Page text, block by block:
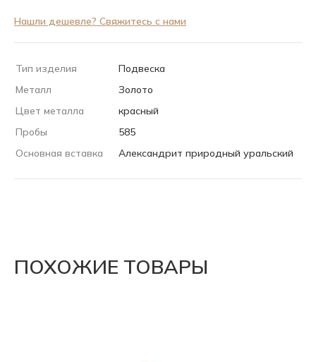
Нашли дешевле? Свяжитесь с нами
Тип изделия
Подвеска
Металл
Золото
Цвет металла
красный
Пробы
585
Основная вставка
Александрит природный уральский
ПОХОЖИЕ ТОВАРЫ